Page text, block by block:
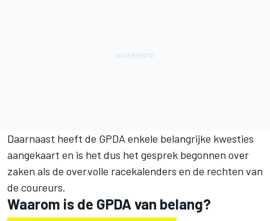
Daarnaast heeft de GPDA enkele belangrijke kwesties
aangekaart en is het dus het gesprek begonnen over
zaken als de overvolle racekalenders en de rechten van
de coureurs.
Waarom is de GPDA van belang?